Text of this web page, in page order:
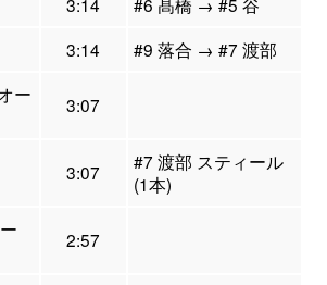
3:14
#9 落合 → #7 渡部
ー
3:07
3:07
#7 渡部 スティール
(1本)
2:57